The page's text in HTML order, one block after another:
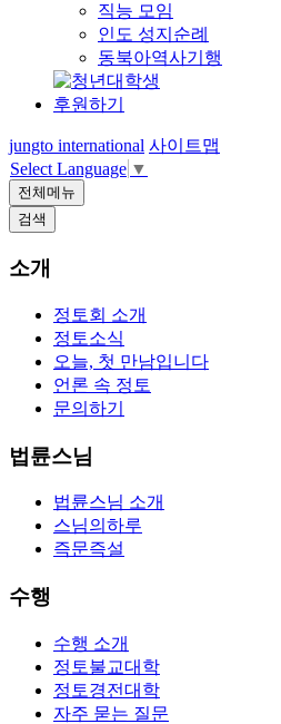
직능 모임
인도 성지순례
동북아역사기행
후원하기
jungto international 사이트맵
Select Language ▼
전체메뉴
검색
소개
정토회 소개
정토소식
오늘, 첫 만남입니다
언론 속 정토
문의하기
법륜스님
법륜스님 소개
스님의하루
즉문즉설
수행
수행 소개
정토불교대학
정토경전대학
자주 묻는 질문